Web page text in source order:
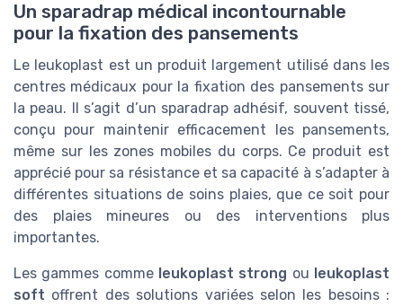
Un sparadrap médical incontournable
pour la fixation des pansements
Le leukoplast est un produit largement utilisé dans les
centres médicaux pour la fixation des pansements sur
la peau. Il s’agit d’un sparadrap adhésif, souvent tissé,
conçu pour maintenir efficacement les pansements,
même sur les zones mobiles du corps. Ce produit est
apprécié pour sa résistance et sa capacité à s’adapter à
différentes situations de soins plaies, que ce soit pour
des plaies mineures ou des interventions plus
importantes.
Les gammes comme leukoplast strong ou leukoplast
soft offrent des solutions variées selon les besoins :